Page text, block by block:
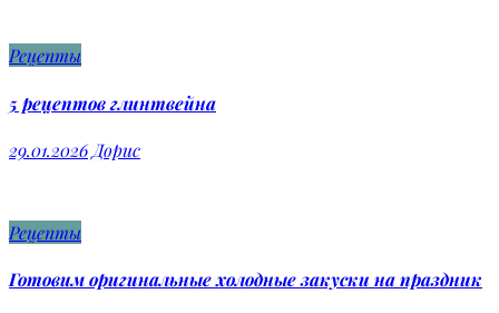
Рецепты
5 рецептов глинтвейна
29.01.2026 Дорис
Рецепты
Готовим оригинальные холодные закуски на праздник